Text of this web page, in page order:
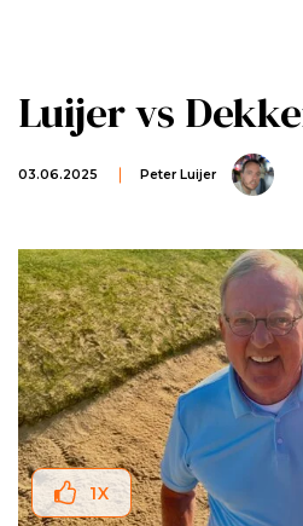
Luijer vs
03.06.2025 Peter Luijer
1X